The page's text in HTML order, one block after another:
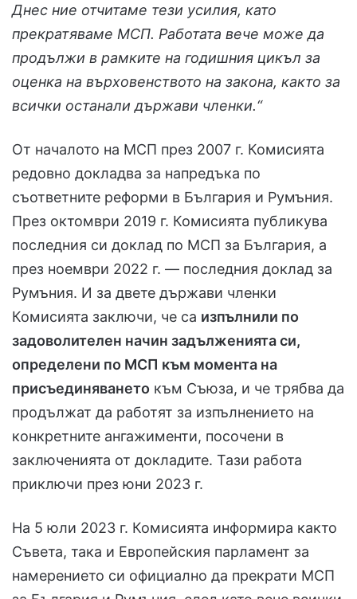
Днес ние отчитаме тези усилия, като
прекратяваме МСП. Работата вече може да
продължи в рамките на годишния цикъл за
оценка на върховенството на закона, както за
всички останали държави членки.“
От началото на МСП през 2007 г. Комисията
редовно докладва за напредъка по
съответните реформи в България и Румъния.
През октомври 2019 г. Комисията публикува
последния си доклад по МСП за България, а
през ноември 2022 г. — последния доклад за
Румъния. И за двете държави членки
Комисията заключи, че са изпълнили по
задоволителен начин задълженията си,
определени по МСП към момента на
присъединяването към Съюза, и че трябва да
продължат да работят за изпълнението на
конкретните ангажименти, посочени в
заключенията от докладите. Тази работа
приключи през юни 2023 г.
На 5 юли 2023 г. Комисията информира както
Съвета, така и Европейския парламент за
намерението си официално да прекрати МСП